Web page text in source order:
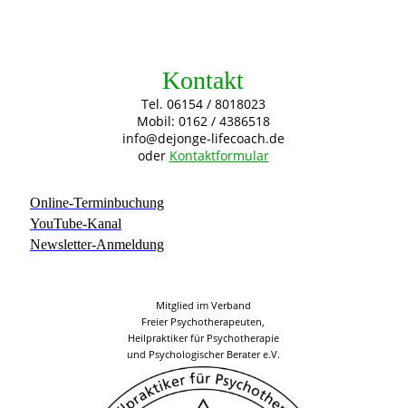
Kontakt
Tel. 06154 / 8018023
Mobil: 0162 / 4386518
info@dejonge-lifecoach.de
oder Kontaktformular
Online-Terminbuchung
YouTube-Kanal
Newsletter-Anmeldung
Mitglied im Verband
Freier Psychotherapeuten,
Heilpraktiker für Psychotherapie
und Psychologischer Berater e.V.